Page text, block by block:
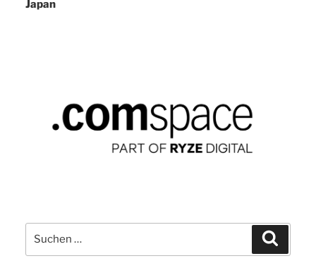
Japan
Suchen
nach: